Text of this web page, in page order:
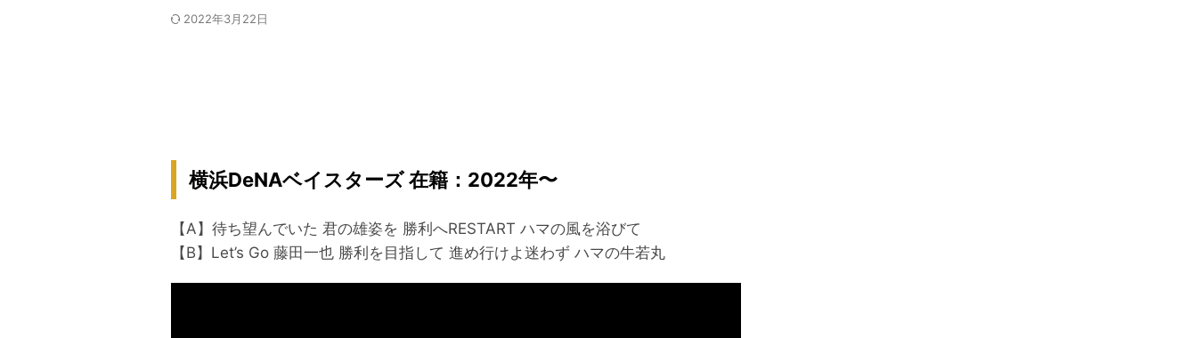
2022年3月22日
横浜DeNAベイスターズ 在籍：2022年〜
【A】待ち望んでいた 君の雄姿を 勝利へRESTART ハマの風を浴びて
【B】Let’s Go 藤田一也 勝利を目指して 進め行けよ迷わず ハマの牛若丸